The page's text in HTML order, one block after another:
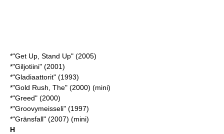
*"Get Up, Stand Up" (2005)
*"Giljotiini" (2001)
*"Gladiaattorit" (1993)
*"Gold Rush, The" (2000) (mini)
*"Greed" (2000)
*"Groovymeisseli" (1997)
*"Gränsfall" (2007) (mini)
H